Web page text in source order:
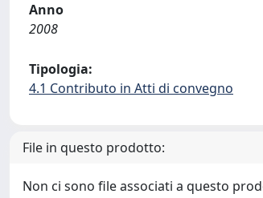
Anno
2008
Tipologia:
4.1 Contributo in Atti di convegno
File in questo prodotto:
Non ci sono file associati a questo